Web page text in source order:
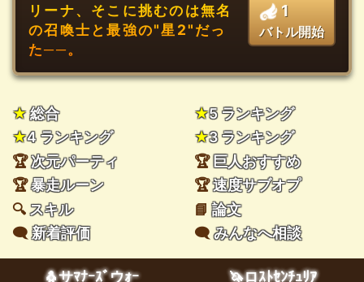
リーナ、そこに挑むのは無名
の召喚士と最強の"星2"だっ
た──。
1
バトル開始
★総合 ★5 ランキング
★4 ランキング ★3 ランキング
🏆次元パーティ 🏆巨人おすすめ
🏆暴走ルーン 🏆速度サブオプ
🔍スキル 📘論文
🗨️新着評価 🗨️みんなへ相談
🐧サﾏﾅｰｽﾞウｫｰ 🦄ロｽﾄｾﾝﾁｭﾘｱ